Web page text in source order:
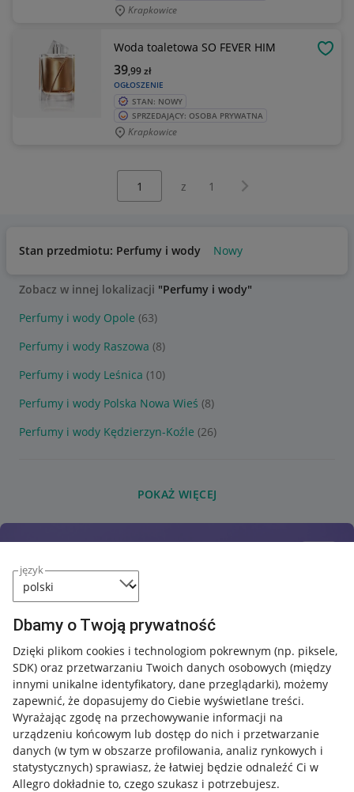
język
Dbamy o Twoją prywatność
Dzięki plikom cookies i technologiom pokrewnym (np. piksele,
SDK) oraz przetwarzaniu Twoich danych osobowych (między
innymi unikalne identyfikatory, dane przeglądarki), możemy
zapewnić, że dopasujemy do Ciebie wyświetlane treści.
Wyrażając zgodę na przechowywanie informacji na
urządzeniu końcowym lub dostęp do nich i przetwarzanie
danych (w tym w obszarze profilowania, analiz rynkowych i
statystycznych) sprawiasz, że łatwiej będzie odnaleźć Ci w
Allegro dokładnie to, czego szukasz i potrzebujesz.
Krapkowice
Woda toaletowa SO FEVER HIM
OGŁOSZENIE
39,99zł
STAN: NOWY
SPRZEDAJĄCY: OSOBA PRYWATNA
Krapkowice
z 1 Następna strona
Stan przedmiotu: Perfumy i wody Nowy
Zobacz w innej lokalizacji "Perfumy i wody"
Perfumy i wody Opole (63)
Perfumy i wody Raszowa (8)
Perfumy i wody Leśnica (10)
Perfumy i wody Polska Nowa Wieś (8)
Perfumy i wody Kędzierzyn-Koźle (26)
POKAŻ WIĘCEJ